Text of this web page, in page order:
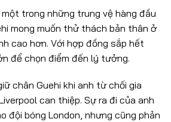
trong những trung vệ hàng đầu
mong muốn thử thách bản thân ở
cao hơn. Với hợp đồng sắp hết
để chọn điểm đến lý tưởng.
chân Guehi khi anh từ chối gia
can thiệp. Sự ra đi của anh
đội bóng London, nhưng cũng phản